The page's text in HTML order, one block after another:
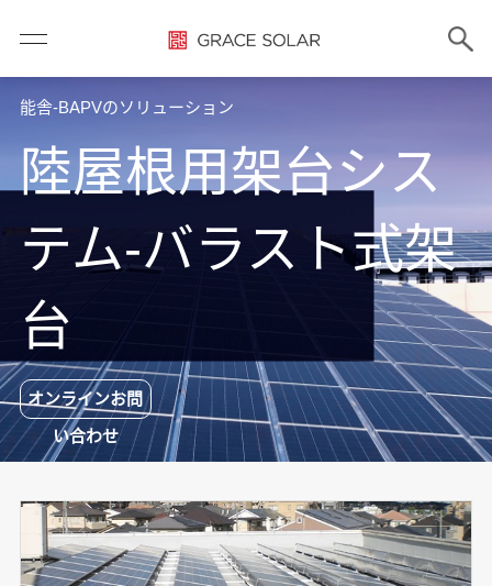
能舎-BAPVのソリューション
陸屋根用架台シス
テム-バラスト式架
台
オンラインお問
い合わせ